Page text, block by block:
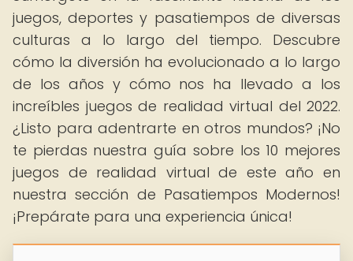
juegos, deportes y pasatiempos de diversas
culturas a lo largo del tiempo. Descubre
cómo la diversión ha evolucionado a lo largo
de los años y cómo nos ha llevado a los
increíbles juegos de realidad virtual del 2022.
¿Listo para adentrarte en otros mundos? ¡No
te pierdas nuestra guía sobre los 10 mejores
juegos de realidad virtual de este año en
nuestra sección de Pasatiempos Modernos!
¡Prepárate para una experiencia única!